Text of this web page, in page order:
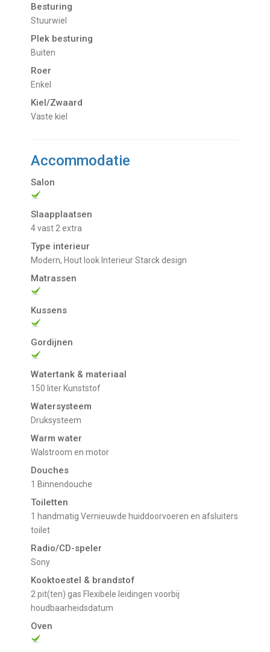
Besturing
Stuurwiel
Plek besturing
Buiten
Roer
Enkel
Kiel/Zwaard
vaste kiel
Accommodatie
Salon
Slaapplaatsen
4 vast 2 extra
Type interieur
Modern, Hout look Interieur Starck design
Matrassen
Kussens
Gordijnen
Watertank & materiaal
150 liter Kunststof
Watersysteem
Druksysteem
Warm water
Walstroom en motor
Douches
1 Binnendouche
Toiletten
1 handmatig Vernieuwde huiddoorvoeren en afsluiters
toilet
Radio/CD-speler
Sony
Kooktoestel & brandstof
2 pit(ten) gas Flexibele leidingen voorbij
houdbaarheidsdatum
Oven